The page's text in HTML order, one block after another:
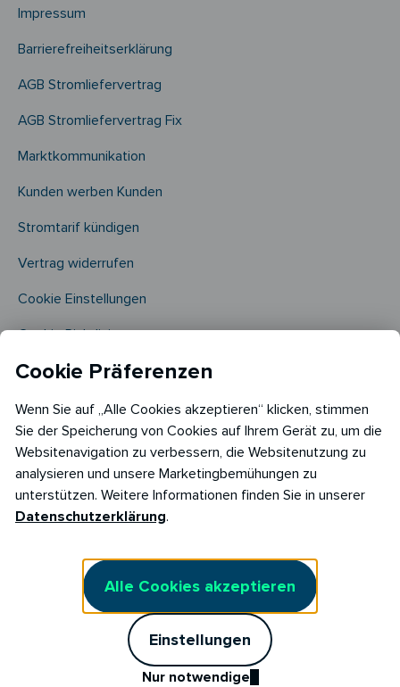
Impressum
Barrierefreiheitserklärung
AGB Stromliefervertrag
AGB Stromliefervertrag Fix
Marktkommunikation
Kunden werben Kunden
Stromtarif kündigen
Vertrag widerrufen
Cookie Einstellungen
Cookie Richtlinie​
Copyright © 2026
RABOT Energy DE GmbH
Hopfenmarkt 33,
Cookie Präferenzen
Wenn Sie auf „Alle Cookies akzeptieren“ klicken, stimmen
Sie der Speicherung von Cookies auf Ihrem Gerät zu, um die
Websitenavigation zu verbessern, die Websitenutzung zu
analysieren und unsere Marketingbemühungen zu
unterstützen. Weitere Informationen finden Sie in unserer
Datenschutzerklärung.
Alle Cookies akzeptieren
Einstellungen
Nur notwendige